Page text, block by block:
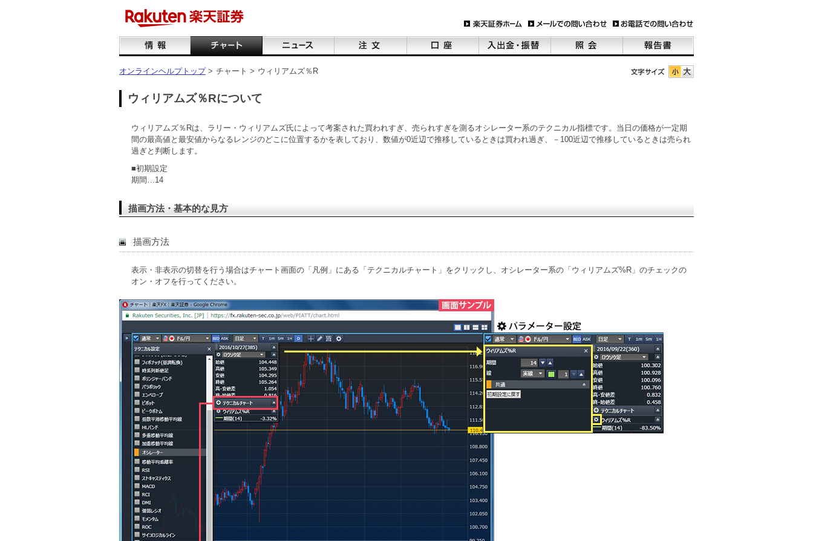
オンラインヘルプトップ> チャート > ウィリアムズ％R
ウィリアムズ％Rについて
ウィリアムズ％Rは、ラリー・ウィリアムズ氏によって考案された買われすぎ、売られすぎを測るオシレーター系のテクニカル指標です。当日の価格が一定期
間の最高値と最安値からなるレンジのどこに位置するかを表しており、数値が0近辺で推移しているときは買われ過ぎ、－100近辺で推移しているときは売られ
過ぎと判断します。
■初期設定
期間…14
描画方法・基本的な見方
描画方法
表示・非表示の切替を行う場合はチャート画面の「凡例」にある「テクニカルチャート」をクリックし、オシレーター系の「ウィリアムズ%R」のチェックの
オン・オフを行ってください。